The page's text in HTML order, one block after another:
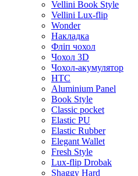
Vellini Book Style
Vellini Lux-flip
Wonder
Накладка
Фліп чохол
Чохол 3D
Чохол-акумулятор
HTC
Aluminium Panel
Book Style
Classic pocket
Elastic PU
Elastic Rubber
Elegant Wallet
Fresh Style
Lux-flip Drobak
Shaggy Hard